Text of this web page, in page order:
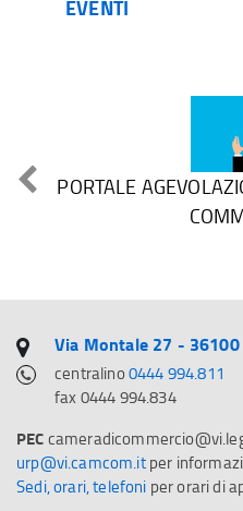
EVENTI
PORTALE
Via Montale 27 - 36100
centralino0444 994.811
fax 0444 994.834
PEC
urp@vi.camcom.itper
Sedi, orari, telefoni per orari di